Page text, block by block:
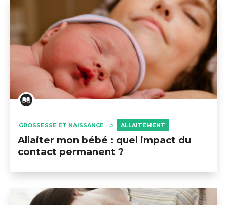
GROSSESSE ET NAISSANCE ALLAITEMENT
Allaiter mon bébé : quel impact du
contact permanent ?